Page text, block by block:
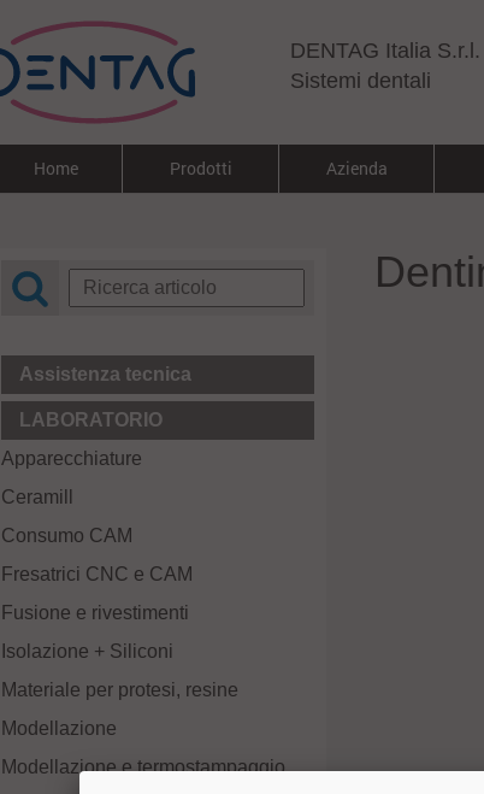
DENTAG Italia S.r.l.
Sistemi dentali
Home Prodotti Azienda
Assistenza tecnica
LABORATORIO
Apparecchiature
Ceramill
Consumo CAM
Fresatrici CNC e CAM
Fusione e rivestimenti
Isolazione + Siliconi
Materiale per protesi, resine
Modellazione
Modellazione e termostampaggio